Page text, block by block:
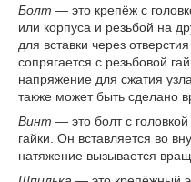
Болт — это крепёж с
или корпуса и резьбой на
для вставки через
сопрягается с резьбовой
напряжение для сжатия
также может быть сделано
Винт — это болт с
гайки. Он вставляется во
натяжение вызывается